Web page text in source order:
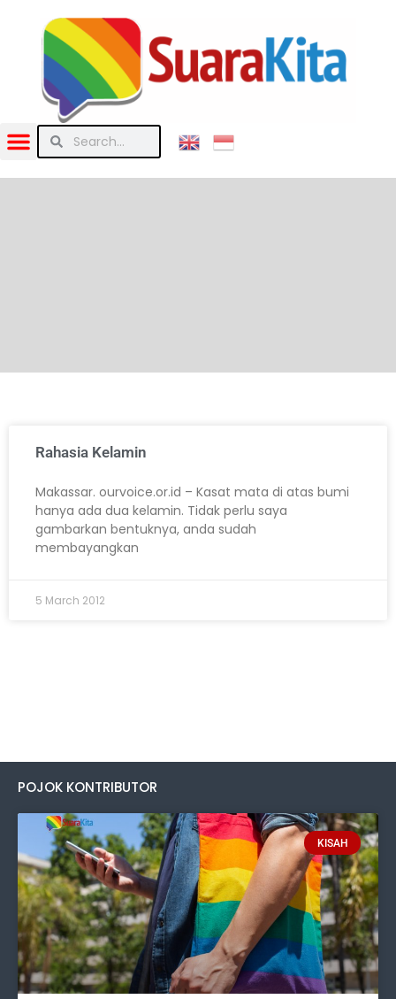
Rahasia Kelamin
Makassar. ourvoice.or.id – Kasat mata di atas bumi
hanya ada dua kelamin. Tidak perlu saya
gambarkan bentuknya, anda sudah
membayangkan
5 March 2012
POJOK KONTRIBUTOR
KISAH